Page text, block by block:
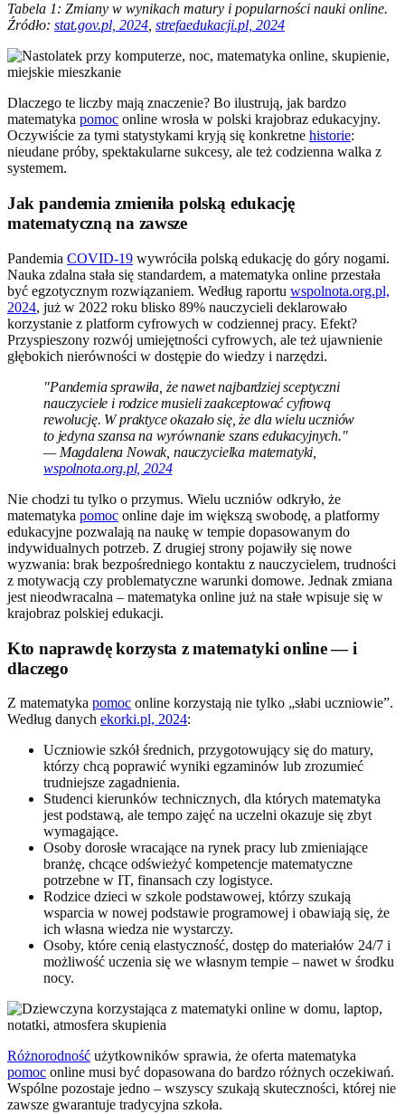
Tabela 1: Zmiany w wynikach matury i popularności nauki online.
Źródło: stat.gov.pl, 2024 strefaedukacji.pl, 2024
Dlaczego te liczby mają znaczenie? Bo ilustrują, jak bardzo
matematyka pomoc online wrosła w polski krajobraz edukacyjny.
Oczywiście za tymi statystykami kryją się konkretne historie:
nieudane próby, spektakularne sukcesy, ale też codzienna walka z
systemem.
Jak pandemia zmieniła polską edukację
matematyczną na zawsze
Pandemia COVID-19 wywróciła polską edukację do góry nogami.
Nauka zdalna stała się standardem, a matematyka online przestała
być egzotycznym rozwiązaniem. Według raportu wspolnota.org.pl,
2024, już w 2022 roku blisko 89% nauczycieli deklarowało
korzystanie z platform cyfrowych w codziennej pracy. Efekt?
Przyspieszony rozwój umiejętności cyfrowych, ale też ujawnienie
głębokich nierówności w dostępie do wiedzy i narzędzi.
"Pandemia sprawiła, że nawet najbardziej sceptyczni
nauczyciele i rodzice musieli zaakceptować cyfrową
rewolucję. W praktyce okazało się, że dla wielu uczniów
to jedyna szansa na wyrównanie szans edukacyjnych."
— Magdalena Nowak, nauczycielka matematyki,
wspolnota.org.pl, 2024
Nie chodzi tu tylko o przymus. Wielu uczniów odkryło, że
matematyka pomoc online daje im większą swobodę, a platformy
edukacyjne pozwalają na naukę w tempie dopasowanym do
indywidualnych potrzeb. Z drugiej strony pojawiły się nowe
wyzwania: brak bezpośredniego kontaktu z nauczycielem, trudności
z motywacją czy problematyczne warunki domowe. Jednak zmiana
jest nieodwracalna – matematyka online już na stałe wpisuje się w
krajobraz polskiej edukacji.
Kto naprawdę korzysta z matematyki online — i
dlaczego
Z matematyka pomoc online korzystają nie tylko „słabi uczniowie”.
Według danych ekorki.pl, 2024:
Uczniowie szkół średnich, przygotowujący się do matury,
którzy chcą poprawić wyniki egzaminów lub zrozumieć
trudniejsze zagadnienia.
Studenci kierunków technicznych, dla których matematyka
jest podstawą, ale tempo zajęć na uczelni okazuje się zbyt
wymagające.
Osoby dorosłe wracające na rynek pracy lub zmieniające
branżę, chcące odświeżyć kompetencje matematyczne
potrzebne w IT, finansach czy logistyce.
Rodzice dzieci w szkole podstawowej, którzy szukają
wsparcia w nowej podstawie programowej i obawiają się, że
ich własna wiedza nie wystarczy.
Osoby, które cenią elastyczność, dostęp do materiałów 24/7 i
możliwość uczenia się we własnym tempie – nawet w środku
nocy.
Różnorodność użytkowników sprawia, że oferta matematyka
pomoc online musi być dopasowana do bardzo różnych oczekiwań.
Wspólne pozostaje jedno – wszyscy szukają skuteczności, której nie
zawsze gwarantuje tradycyjna szkoła.